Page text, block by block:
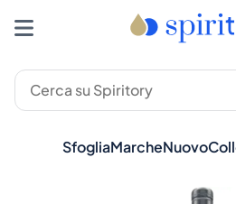
SfogliaMarcheNuovo